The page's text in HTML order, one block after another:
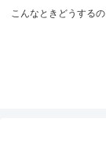
こんなときどうする